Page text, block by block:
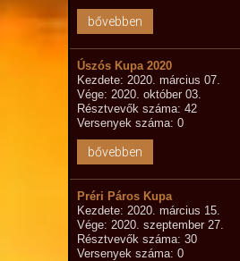
bővebben
Úszós Kupa 2020
Kezdete: 2020. március 07.
Vége: 2020. október 03.
Résztvevők száma: 42
Versenyek száma: 0
bővebben
Préri Páros Kupa
Kezdete: 2020. március 15.
Vége: 2020. szeptember 27.
Résztvevők száma: 30
Versenyek száma: 0